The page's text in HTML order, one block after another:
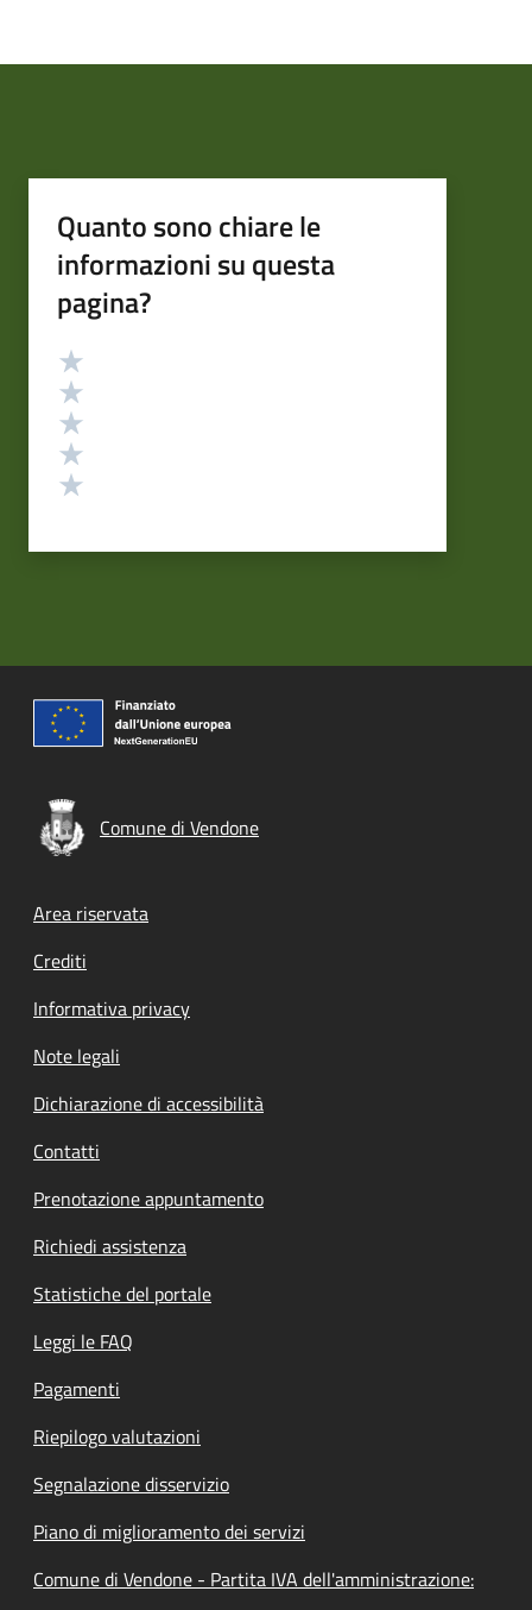
Quanto sono chiare le
informazioni su questa
pagina?
Valutazione
Comune di Vendone
Footer menu
Area riservata
Crediti
Informativa privacy
Note legali
Dichiarazione di accessibilità
Contatti
Prenotazione appuntamento
Richiedi assistenza
Statistiche del portale
Leggi le FAQ
Pagamenti
Riepilogo valutazioni
Segnalazione disservizio
Piano di miglioramento dei servizi
Comune di Vendone - Partita IVA dell'amministrazione: